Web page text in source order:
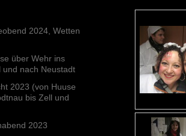
2024, Wetten
über Wehr ins
und nach Neustadt
2023 (von Huuse
bis Zell und
2023